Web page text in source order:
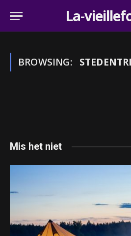
La-
BROWSING:
Mis het niet